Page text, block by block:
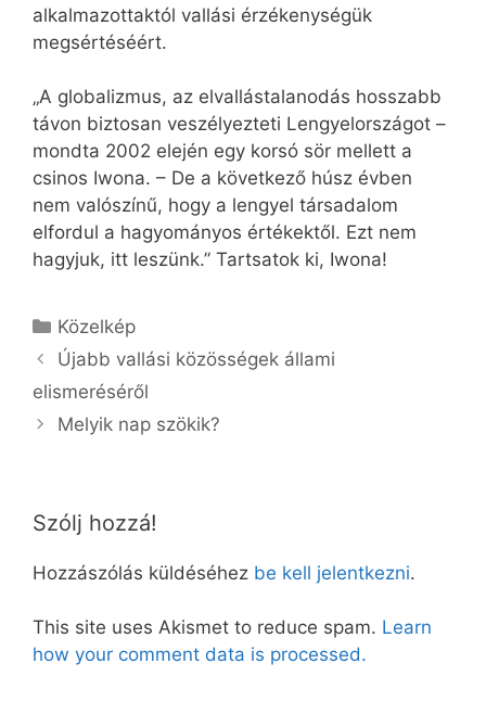
alkalmazottaktól vallási érzékenységük
megsértéséért.
„A globalizmus, az elvallástalanodás hosszabb
távon biztosan veszélyezteti Lengyelországot –
mondta 2002 elején egy korsó sör mellett a
csinos Iwona. – De a következő húsz évben
nem valószínű, hogy a lengyel társadalom
elfordul a hagyományos értékektől. Ezt nem
hagyjuk, itt leszünk.” Tartsatok ki, Iwona!
Kategória
Közelkép
Újabb vallási közösségek állami
elismeréséről
Melyik nap szökik?
Szólj hozzá!
Hozzászólás küldéséhez be kell jelentkezni.
This site uses Akismet to reduce spam. Learn
how your comment data is processed.